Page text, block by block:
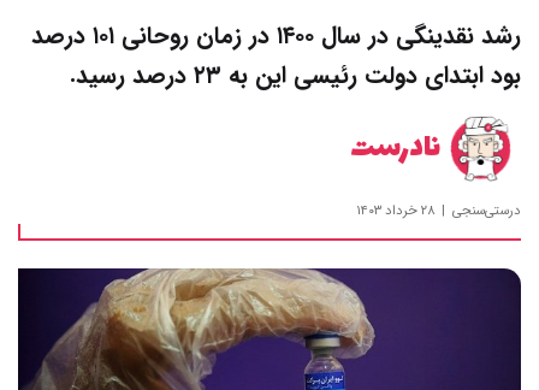
رشد نقدینگی در سال ۱۴۰۰ در زمان روحانی ۱۰۱ درصد
بود ابتدای دولت رئیسی این به ۲۳ درصد رسید.
نادرست
درستی‌سنجی ۲۸ خرداد ۱۴۰۳